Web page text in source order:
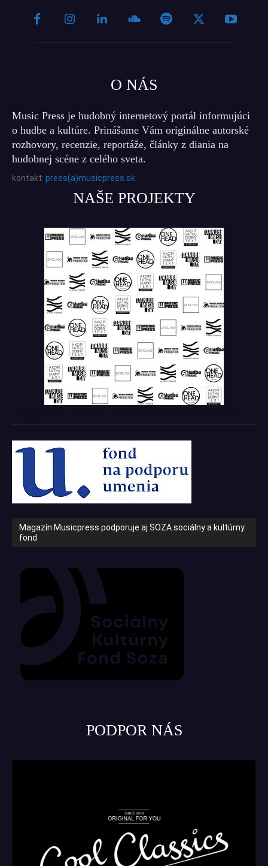
O NÁS
Music Press je hudobný internetový portál informujúci
o hudbe a kultúre. Prinášame Vám originálne autorské
rozhovory, recenzie, reportáže, články z diania na
hudobnej scéne z celého sveta.
kontakt: press(a)musicpress.sk
NAŠE PROJEKTY
Magazín Musicpress podporuje aj SOZA sociálny a kultúrny
fond
PODPOR NÁS